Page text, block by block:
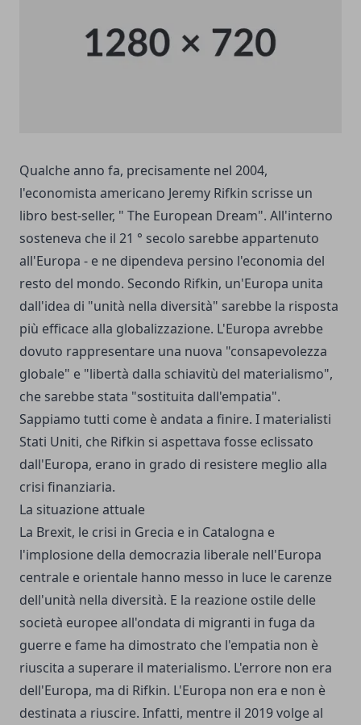
Qualche anno fa, precisamente nel 2004,
l'economista americano Jeremy Rifkin scrisse un
libro best-seller, " The European Dream". All'interno
sosteneva che il 21 ° secolo sarebbe appartenuto
all'Europa - e ne dipendeva persino l'economia del
resto del mondo. Secondo Rifkin, un'Europa unita
dall'idea di "unità nella diversità" sarebbe la risposta
più efficace alla globalizzazione. L'Europa avrebbe
dovuto rappresentare una nuova "consapevolezza
globale" e "libertà dalla schiavitù del materialismo",
che sarebbe stata "sostituita dall'empatia".
Sappiamo tutti come è andata a finire. I materialisti
Stati Uniti, che Rifkin si aspettava fosse eclissato
dall'Europa, erano in grado di resistere meglio alla
crisi finanziaria.
La situazione attuale
La Brexit, le crisi in Grecia e in Catalogna e
l'implosione della democrazia liberale nell'Europa
centrale e orientale hanno messo in luce le carenze
dell'unità nella diversità. E la reazione ostile delle
società europee all'ondata di migranti in fuga da
guerre e fame ha dimostrato che l'empatia non è
riuscita a superare il materialismo. L'errore non era
dell'Europa, ma di Rifkin. L'Europa non era e non è
destinata a riuscire. Infatti, mentre il 2019 volge al